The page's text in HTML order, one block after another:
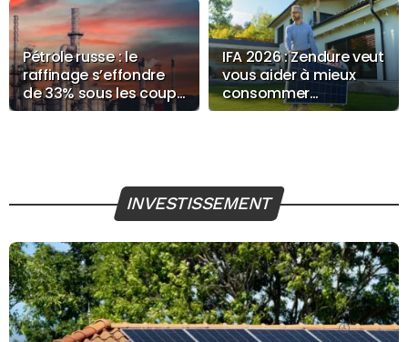
Pétrole russe : le
raffinage s’effondre
de 33% sous les coups
de drones ukrainiens
IFA 2026 : Zendure veut
vous aider à mieux
consommer
l’électricité
INVESTISSEMENT
03/08/26